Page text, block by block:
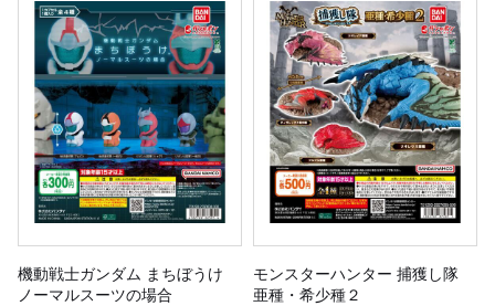
機動戦士ガンダム まちぼうけ
ノーマルスーツの場合
モンスターハンター 捕獲し隊
亜種・希少種２